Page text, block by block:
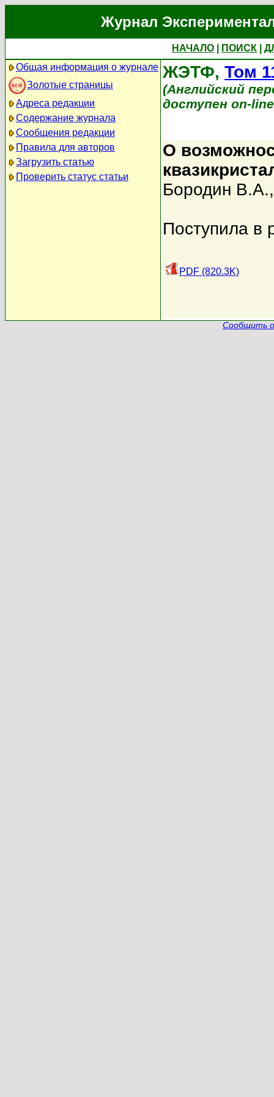
Журнал
НАЧАЛО ПОИСК
Общая информация о журнале
Золотые страницы
Адреса редакции
Содержание журнала
Сообщения редакции
Правила для авторов
Загрузить статью
Проверить статус статьи
ЖЭТФ, Том
(Английский
доступен on-
О
Бородин В.А.
Поступила в
PDF (820.3K)
Сообщить о